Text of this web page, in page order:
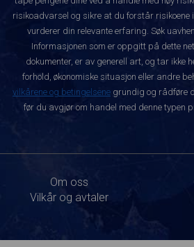
risikoadvarsel og sikre at du forstår risikoene
vurderer din relevante erfaring. Søk
Informasjonen som er oppgitt på dette
dokumenter, er av generell art, og tar ikke
forhold, økonomiske situasjon eller andre
vilkårene og betingelsene grundig og rådføre
før du avgjør om handel med denne typen
Om oss
Vilkår og avtaler